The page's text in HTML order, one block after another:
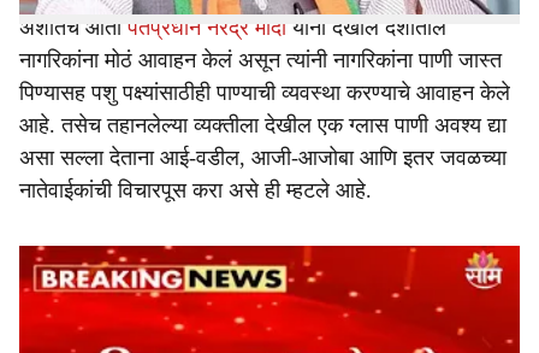
अशातच आता पंतप्रधान नरेंद्र मोदी यांनी देखील देशातील
नागरिकांना मोठं आवाहन केलं असून त्यांनी नागरिकांना पाणी जास्त
पिण्यासह पशु पक्ष्यांसाठीही पाण्याची व्यवस्था करण्याचे आवाहन केले
आहे. तसेच तहानलेल्या व्यक्तीला देखील एक ग्लास पाणी अवश्य द्या
असा सल्ला देताना आई-वडील, आजी-आजोबा आणि इतर जवळच्या
नातेवाईकांची विचारपूस करा असे ही म्हटले आहे.